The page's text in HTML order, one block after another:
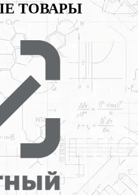
ТОВАРЫ